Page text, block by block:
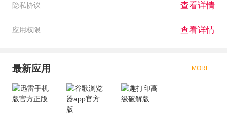
隐私协议 查看详情
应用权限 查看详情
最新应用 MORE +